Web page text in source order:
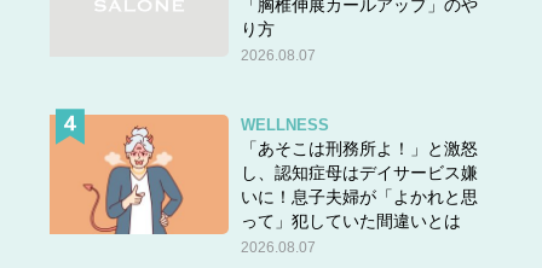
「胸椎伸展カールアップ」のや
り方
2026.08.07
WELLNESS
「あそこは刑務所よ！」と激怒
し、認知症母はデイサービス嫌
いに！息子夫婦が「よかれと思
って」犯していた間違いとは
2026.08.07